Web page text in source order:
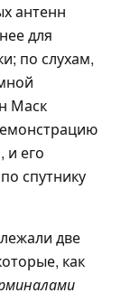
антенн
для
по слухам,
Маск
и его
спутнику
две
как